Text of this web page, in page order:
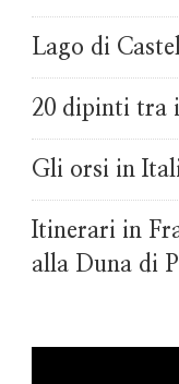
Lago di
20 dipinti tra
Gli orsi in
Itinerari in
alla Duna di